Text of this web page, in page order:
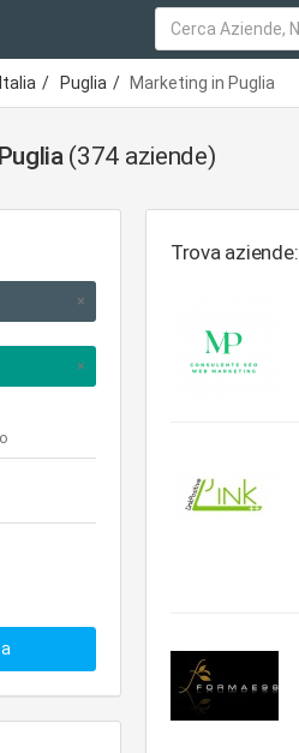
Italia Puglia Marketing in Puglia
(374 aziende)
×
×
Trova aziende: